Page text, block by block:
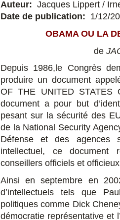
Auteur: Jacques Lippert /
Date de publication: 1/12/
OBAMA OU LA
de J
Depuis 1986,le Congrès
produire un document
OF THE UNITED
document a pour but
pesant sur la sécurité des
de la National Security
Défense et des agences
intellectuel, ce document
conseillers officiels et
Ainsi en septembre en
d’intellectuels tels que
politiques comme Dick
démocratie représentative et